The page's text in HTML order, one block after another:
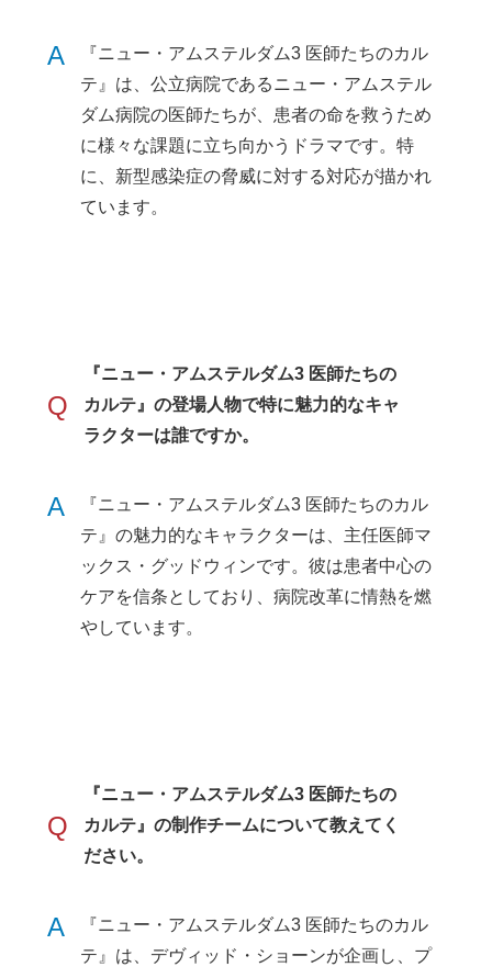
A
『ニュー・アムステルダム3 医師たちのカル
テ』は、公立病院であるニュー・アムステル
ダム病院の医師たちが、患者の命を救うため
に様々な課題に立ち向かうドラマです。特
に、新型感染症の脅威に対する対応が描かれ
ています。
Q
『ニュー・アムステルダム3 医師たちの
カルテ』の登場人物で特に魅力的なキャ
ラクターは誰ですか。
A
『ニュー・アムステルダム3 医師たちのカル
テ』の魅力的なキャラクターは、主任医師マ
ックス・グッドウィンです。彼は患者中心の
ケアを信条としており、病院改革に情熱を燃
やしています。
Q
『ニュー・アムステルダム3 医師たちの
カルテ』の制作チームについて教えてく
ださい。
A
『ニュー・アムステルダム3 医師たちのカル
テ』は、デヴィッド・ショーンが企画し、プ